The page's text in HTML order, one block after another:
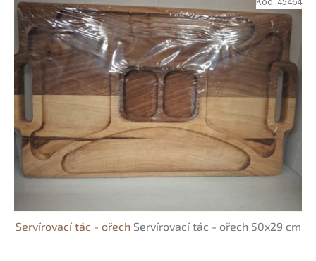
Servírovací tác - ořech Servírovací tác - ořech 50x29 cm